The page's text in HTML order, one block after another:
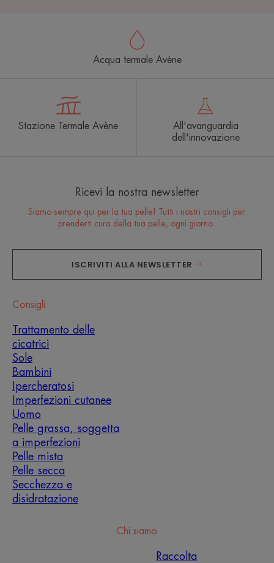
Acqua termale Avène
Stazione Termale Avène
All'avanguardia
dell'innovazione
Ricevi la nostra newsletter
Siamo sempre qui per la tua pelle! Tutti i nostri consigli per
prenderti cura della tua pelle, ogni giorno.
ISCRIVITI ALLA NEWSLETTER
Consigli
Trattamento delle
cicatrici
Sole
Bambini
Ipercheratosi
Imperfezioni cutanee
Uomo
Pelle grassa, soggetta
a imperfezioni
Pelle mista
Pelle secca
Secchezza e
disidratazione
Chi siamo
Raccolta